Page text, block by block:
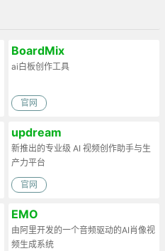
BoardMix
ai白板创作工具
官网
updream
新推出的专业级 AI 视频创作助手与生
产力平台
官网
EMO
由阿里开发的一个音频驱动的AI肖像视
频生成系统